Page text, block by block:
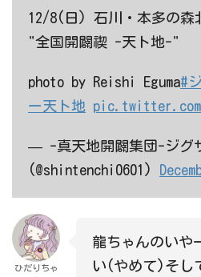
12/8(日) 石川・本多の森
"全国開闢禊 -天ト地-"
photo by Reishi Eguma#
ー天ト地
pic.twitter.com/
— -真天地開闢集団-ジグ
(@shintenchi0601)
ひだりちゃ
龍ちゃんのいや
い(やめて)そし